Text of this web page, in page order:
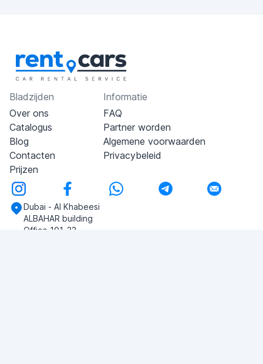
Bladzijden
Over ons
Catalogus
Blog
Contacten
Prijzen
Informatie
FAQ
Partner worden
Algemene voorwaarden
Privacybeleid
Dubai - Al Khabeesi
ALBAHAR building
Office 101-33